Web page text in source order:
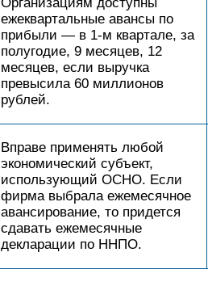
ежеквартальные авансы по
прибыли — в 1-м квартале, за
полугодие, 9 месяцев, 12
месяцев, если выручка
превысила 60 миллионов
рублей.
Вправе применять любой
экономический субъект,
использующий ОСНО. Если
фирма выбрала ежемесячное
авансирование, то придется
сдавать ежемесячные
декларации по ННПО.